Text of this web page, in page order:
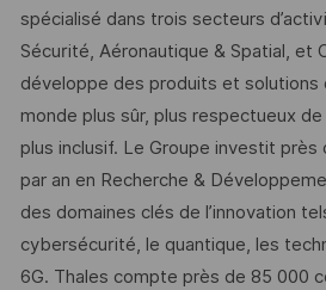
spécialisé dans trois secteurs
Sécurité, Aéronautique & Spatial, et
développe des produits et solutions
monde plus sûr, plus respectueux de
plus inclusif. Le Groupe investit près
par an en Recherche &
des domaines clés de l’innovation
cybersécurité, le quantique, les
6G. Thales compte près de 85 000